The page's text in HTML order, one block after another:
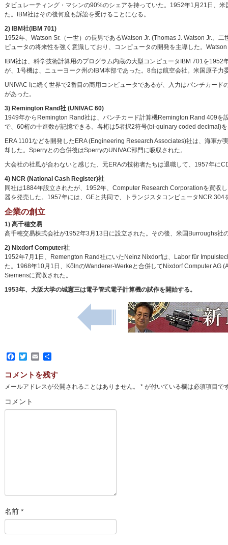
タビュレーティング・マシンの90%のシェアを持っていた。1952年1月21日、
た。IBM社はその後何度も訴訟を受けることになる。
2) IBM社(IBM 701)
1952年、Watson Sr.（一世）の長男であるWatson Jr. (Thomas J. Watson Jr.、
ピュータの将来性を強く意識しており、コンピュータの開発を主導した。
IBM社は、科学技術計算用のプログラム内蔵の大型コンピュータIBM 701を
が、1号機は、ニューヨーク州のIBM本部であった。8台は航空会社。米国原子力
UNIVAC Iに続く世界で2番目の商用コンピュータであるが、入力はパンチカー
があった。
3) Remington Rand社 (UNIVAC 60)
1949年からRemington Rand社は、パンチカード計算機Remington Rand 409
で、60桁の十進数が記憶できる。各桁は5者択2符号(bi-quinary coded decimal)
ERA 1101などを開発したERA (Engineering Research Associates)社は、海軍
却した。Sperryとの合併後はSperryのUNIVAC部門に吸収された。
大会社の社風が合わないと感じた、元ERAの技術者たちは退職して、1957年に
4) NCR (National Cash Register)社
同社は1884年設立されたが、1952年、Computer Research Corporationを買収
器を発売した。1957年には、GEと共同で、トランジスタコンピュータNCR
企業の創立
1) 高千穂交易
高千穂交易株式会社が1952年3月13日に設立された。その後、米国Burroughs社
2) Nixdorf Computer社
1952年7月1日、Remengton Rand社にいたNeinz Nixdorfは、Labor für
た。1968年10月1日、KőlnのWanderer-Werkeと合併してNixdorf Computer AG
Siemensに買収された。
1953年、大阪大学の城憲三は電子管式電子計算機の試作を開始する。
Facebook
TwitterEmail
共
コメントを残す
メールアドレスが公開されることはありません。 *が付いている欄は必須項目で
コメント
名前 *